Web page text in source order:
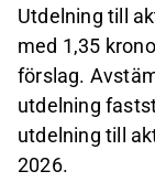
Utdelning till
med 1,35
förslag.
utdelning
utdelning till
2026.